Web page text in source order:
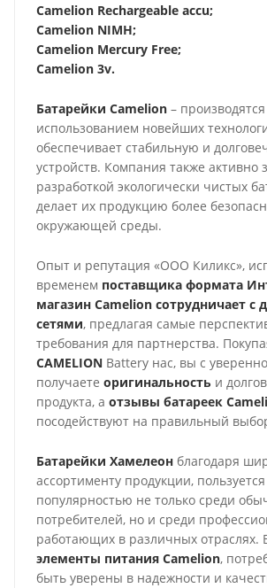
Camelion Rechargeable accu;
Camelion NIMH;
Camelion Mercury Free;
Camelion 3v.
Батарейки Camelion– производятся
использованием новейших
обеспечивает стабильную и
устройств. Компания также активно
разработкой экологически чистых
делает их продукцию более
окружающей среды.
Опыт и репутация «ООО Киликс»,
временем поставщика формата
магазин Camelion сотрудничает с
сетями, предлагая самые
требования для партнерства.
CAMELIONBattery нас, вы с
получаете оригинальность и
продукта, а отзывы батареек
посодействуют на правильный
Батарейки Хамелеонблагодаря
ассортименту продукции, пользуется
популярностью не только среди
потребителей, но и среди
работающих в различных отраслях.
элементы питания Camelion,
быть уверены в надежности и